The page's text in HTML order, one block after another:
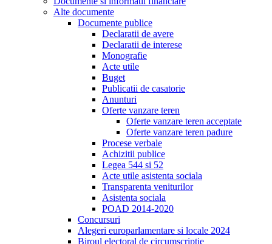
Alte documente
Documente publice
Declaratii de avere
Declaratii de interese
Monografie
Acte utile
Buget
Publicatii de casatorie
Anunturi
Oferte vanzare teren
Oferte vanzare teren acceptate
Oferte vanzare teren padure
Procese verbale
Achizitii publice
Legea 544 si 52
Acte utile asistenta sociala
Transparenta veniturilor
Asistenta sociala
POAD 2014-2020
Concursuri
Alegeri europarlamentare si locale 2024
Biroul electoral de circumscriptie